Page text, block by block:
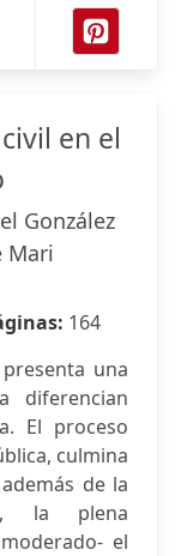
en el
González
Mari
164
una
diferencian
El proceso
culmina
de la
la plena
el